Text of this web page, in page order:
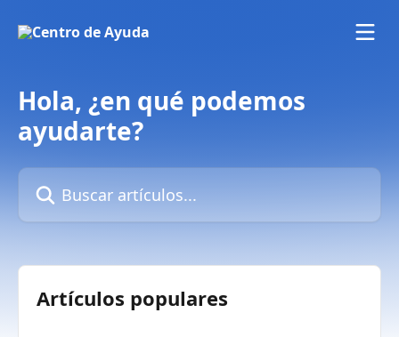
Hola, ¿en qué podemos
ayudarte?
Buscar artículos...
Artículos populares